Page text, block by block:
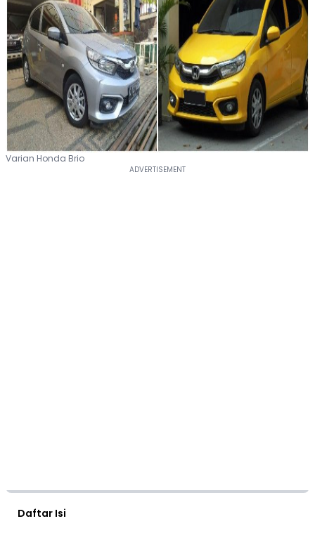
Varian Honda Brio
Daftar Isi